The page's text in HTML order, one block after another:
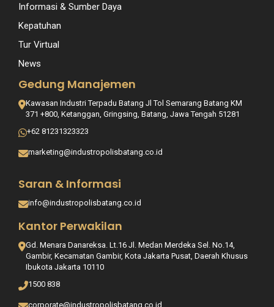
Informasi & Sumber Daya
Kepatuhan
Tur Virtual
News
Gedung Manajemen
Kawasan Industri Terpadu Batang Jl Tol Semarang Batang KM
371 +800, Ketanggan, Gringsing, Batang, Jawa Tengah 51281
+62 81231323323
marketing@industropolisbatang.co.id
Saran & Informasi
info@industropolisbatang.co.id
Kantor Perwakilan
Gd. Menara Danareksa. Lt.16 Jl. Medan Merdeka Sel. No.14,
Gambir, Kecamatan Gambir, Kota Jakarta Pusat, Daerah Khusus
Ibukota Jakarta 10110
1500 838
corporate@industropolisbatang.co.id